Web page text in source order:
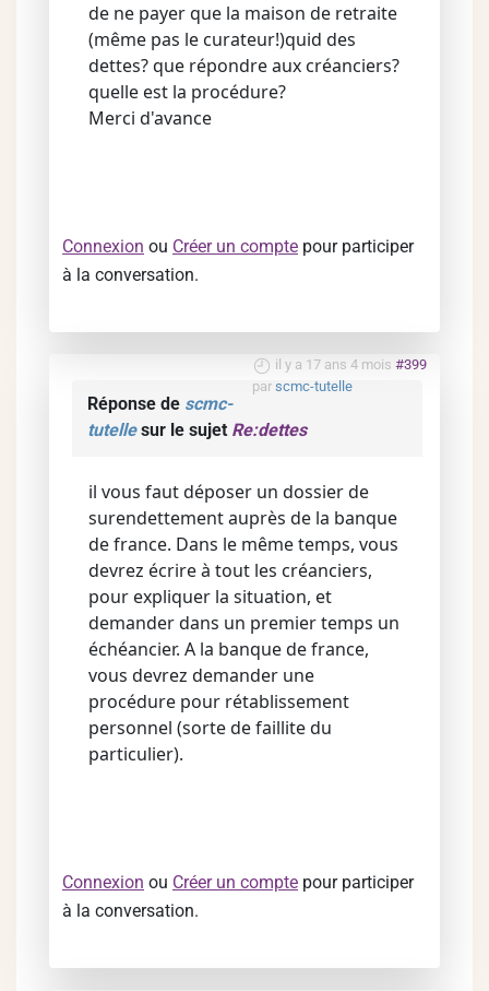
de ne payer que la maison de retraite
(même pas le curateur!)quid des
dettes? que répondre aux créanciers?
quelle est la procédure?
Merci d'avance
Connexion ou Créer un compte pour participer
à la conversation.
il y a 17 ans 4 mois #399
par scmc-tutelle
Réponse de scmc-
tutellesur le sujet Re:dettes
il vous faut déposer un dossier de
surendettement auprès de la banque
de france. Dans le même temps, vous
devrez écrire à tout les créanciers,
pour expliquer la situation, et
demander dans un premier temps un
échéancier. A la banque de france,
vous devrez demander une
procédure pour rétablissement
personnel (sorte de faillite du
particulier).
Connexion ou Créer un compte pour participer
à la conversation.